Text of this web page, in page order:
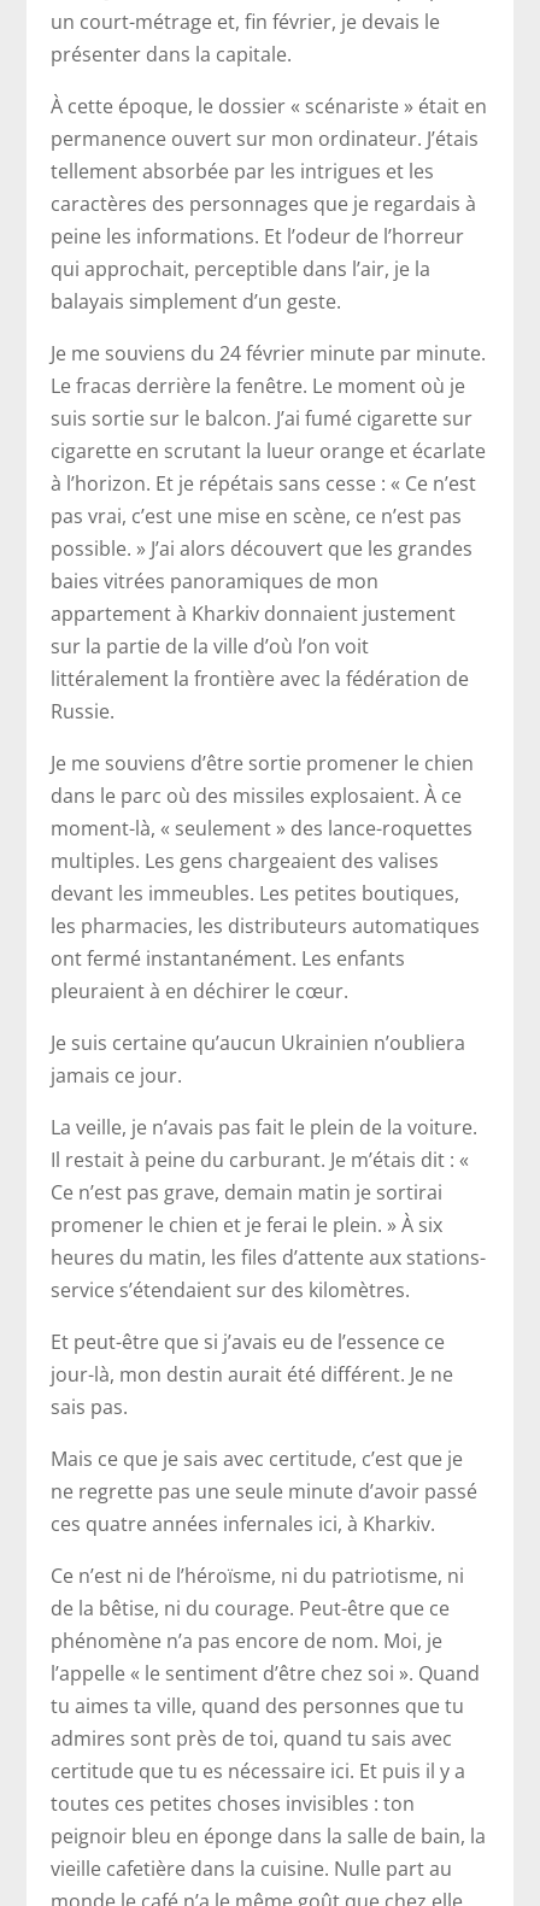
un court-métrage et, fin février, je devais le
présenter dans la capitale.
À cette époque, le dossier « scénariste » était en
permanence ouvert sur mon ordinateur. J’étais
tellement absorbée par les intrigues et les
caractères des personnages que je regardais à
peine les informations. Et l’odeur de l’horreur
qui approchait, perceptible dans l’air, je la
balayais simplement d’un geste.
Je me souviens du 24 février minute par minute.
Le fracas derrière la fenêtre. Le moment où je
suis sortie sur le balcon. J’ai fumé cigarette sur
cigarette en scrutant la lueur orange et écarlate
à l’horizon. Et je répétais sans cesse : « Ce n’est
pas vrai, c’est une mise en scène, ce n’est pas
possible. » J’ai alors découvert que les grandes
baies vitrées panoramiques de mon
appartement à Kharkiv donnaient justement
sur la partie de la ville d’où l’on voit
littéralement la frontière avec la fédération de
Russie.
Je me souviens d’être sortie promener le chien
dans le parc où des missiles explosaient. À ce
moment-là, « seulement » des lance-roquettes
multiples. Les gens chargeaient des valises
devant les immeubles. Les petites boutiques,
les pharmacies, les distributeurs automatiques
ont fermé instantanément. Les enfants
pleuraient à en déchirer le cœur.
Je suis certaine qu’aucun Ukrainien n’oubliera
jamais ce jour.
La veille, je n’avais pas fait le plein de la voiture.
Il restait à peine du carburant. Je m’étais dit : «
Ce n’est pas grave, demain matin je sortirai
promener le chien et je ferai le plein. » À six
heures du matin, les files d’attente aux stations-
service s’étendaient sur des kilomètres.
Et peut-être que si j’avais eu de l’essence ce
jour-là, mon destin aurait été différent. Je ne
sais pas.
Mais ce que je sais avec certitude, c’est que je
ne regrette pas une seule minute d’avoir passé
ces quatre années infernales ici, à Kharkiv.
Ce n’est ni de l’héroïsme, ni du patriotisme, ni
de la bêtise, ni du courage. Peut-être que ce
phénomène n’a pas encore de nom. Moi, je
l’appelle « le sentiment d’être chez soi ». Quand
tu aimes ta ville, quand des personnes que tu
admires sont près de toi, quand tu sais avec
certitude que tu es nécessaire ici. Et puis il y a
toutes ces petites choses invisibles : ton
peignoir bleu en éponge dans la salle de bain, la
vieille cafetière dans la cuisine. Nulle part au